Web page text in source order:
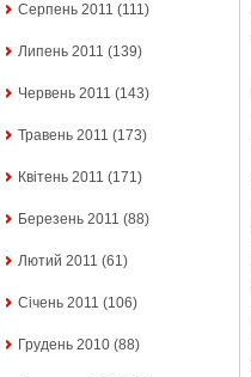
Серпень 2011 (111)
Липень 2011 (139)
Червень 2011 (143)
Травень 2011 (173)
Квітень 2011 (171)
Березень 2011 (88)
Лютий 2011 (61)
Січень 2011 (106)
Грудень 2010 (88)